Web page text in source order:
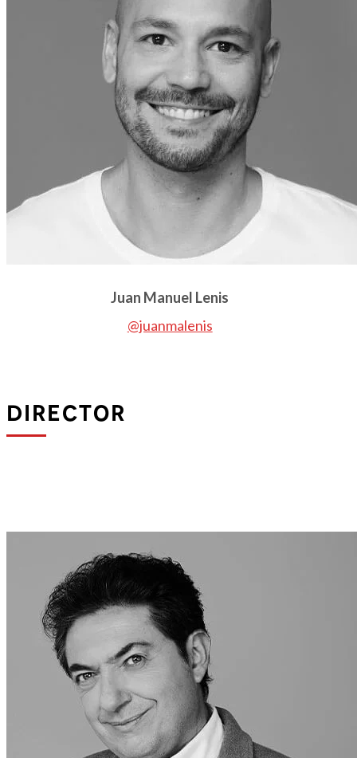
Juan Manuel Lenis
@juanmalenis
Director